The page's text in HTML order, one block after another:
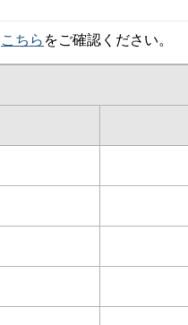
こちら をご確認ください。